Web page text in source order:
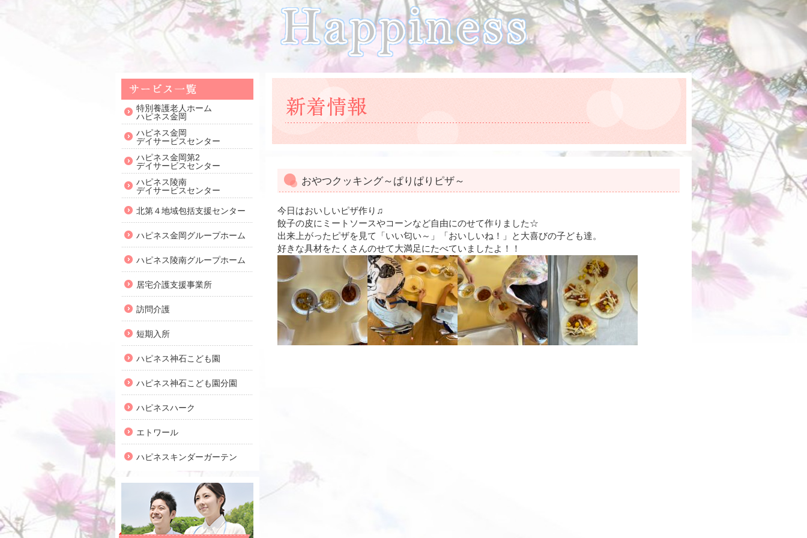
おやつクッキング～ぱりぱりピザ～
今日はおいしいピザ作り♫
餃子の皮にミートソースやコーンなど自由にのせて作りました☆
出来上がったピザを見て「いい匂い～」「おいしいね！」と大喜びの子ども達。
好きな具材をたくさんのせて大満足にたべていましたよ！！
特別養護老人ホーム
ハピネス金岡
ハピネス金岡
デイサービスセンター
ハピネス金岡第2
デイサービスセンター
ハピネス陵南
デイサービスセンター
北第４地域包括支援センター
ハピネス金岡グループホーム
ハピネス陵南グループホーム
居宅介護支援事業所
訪問介護
短期入所
ハピネス神石こども園
ハピネス神石こども園分園
ハピネスハーク
エトワール
ハピネスキンダーガーテン